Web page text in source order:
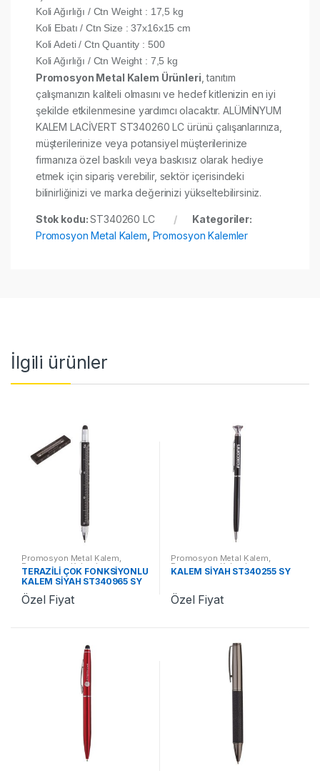
Koli Ağırlığı / Ctn Weight : 17,5 kg
Koli Ebatı / Ctn Size : 37x16x15 cm
Koli Adeti / Ctn Quantity : 500
Koli Ağırlığı / Ctn Weight : 7,5 kg
Promosyon Metal Kalem Ürünleri , tanıtım
çalışmanızın kaliteli olmasını ve hedef kitlenizin en iyi
şekilde etkilenmesine yardımcı olacaktır. ALÜMİNYUM
KALEM LACİVERT ST340260 LC ürünü çalışanlarınıza,
müşterilerinize veya potansiyel müşterilerinize
firmanıza özel baskılı veya baskısız olarak hediye
etmek için sipariş verebilir, sektör içerisindeki
bilinirliğinizi ve marka değerinizi yükseltebilirsiniz.
Stok kodu:ST340260 LC
Kategoriler:
Promosyon Metal Kalem Promosyon Kalemler
İlgili ürünler
Promosyon Metal Kalem,
Promosyon Kalemler
TERAZİLİ ÇOK FONKSİYONLU
KALEM SİYAH ST340965 SY
Özel Fiyat
Promosyon Metal Kalem,
Promosyon Kalemler
KALEM SİYAH ST340255 SY
Özel Fiyat